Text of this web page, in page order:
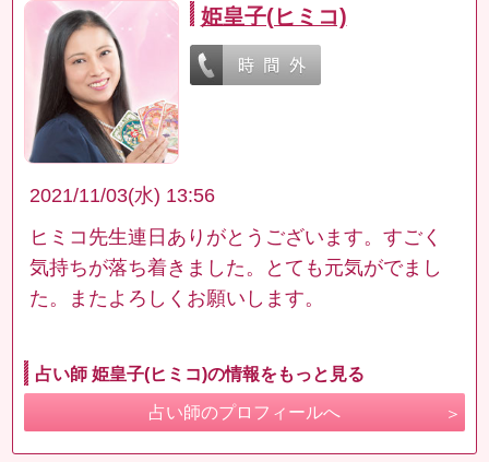
姫皇子(ヒミコ)
2021/11/03(水) 13:56
ヒミコ先生連日ありがとうございます。すごく
気持ちが落ち着きました。とても元気がでまし
た。またよろしくお願いします。
占い師 姫皇子(ヒミコ)の情報をもっと見る
占い師のプロフィールへ